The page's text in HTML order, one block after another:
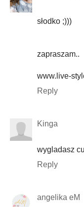
słodko ;)))
zapraszam..
www.live-
Reply
Kinga
wygladasz
Reply
angelika eM